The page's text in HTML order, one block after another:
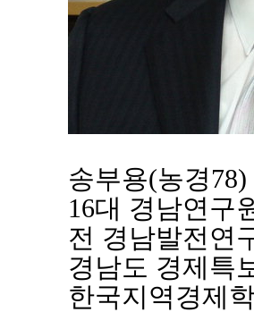
이사장 인사말
임원 현황
연혁·사업실적
역대 이사장
총동창
모교 소
지부·지
언론에
송부용(농경78)
16대 경남연구
전 경남발전연
경남도 경제특
한국지역경제